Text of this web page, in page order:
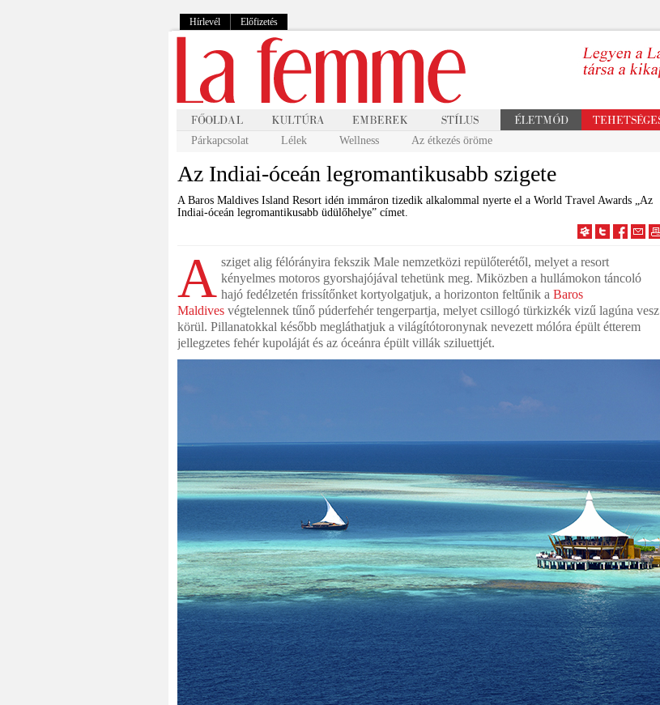
Hírlevél Előfizetés
Párkapcsolat Lélek Wellness Az étkezés öröme
Az Indiai-óceán legromantikusabb szigete
A Baros Maldives Island Resort idén immáron tizedik alkalommal nyerte el a World Travel Awards „Az
Indiai-óceán legromantikusabb üdülőhelye” címet.
A sziget alig félórányira fekszik Male nemzetközi repülőterétől, melyet a resort
kényelmes motoros gyorshajójával tehetünk meg. Miközben a hullámokon táncoló
hajó fedélzetén frissítőnket kortyolgatjuk, a horizonton feltűnik a Baros
Maldives végtelennek tűnő púderfehér tengerpartja, melyet csillogó türkizkék vizű lagúna vesz
körül. Pillanatokkal később megláthatjuk a világítótoronynak nevezett mólóra épült étterem
jellegzetes fehér kupoláját és az óceánra épült villák sziluettjét.